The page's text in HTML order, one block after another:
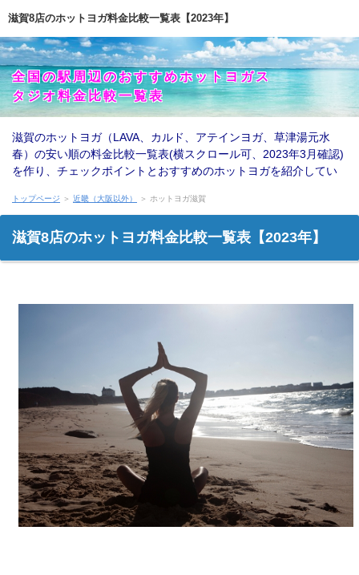
滋賀8店のホットヨガ料金比較一覧表【2023年】
全国の駅周辺のおすすめホットヨガス
タジオ料金比較一覧表
滋賀のホットヨガ（LAVA、カルド、アテインヨガ、草津湯元水
春）の安い順の料金比較一覧表(横スクロール可、2023年3月確認)
を作り、チェックポイントとおすすめのホットヨガを紹介してい
トップページ ＞ 近畿（大阪以外） ＞ ホットヨガ滋賀
滋賀8店のホットヨガ料金比較一覧表【2023年】